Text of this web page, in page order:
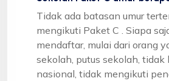
Tidak ada batasan umur
mengikuti Paket C . Siapa
mendaftar, mulai dari orang
sekolah, putus sekolah, tidak
nasional, tidak mengikuti